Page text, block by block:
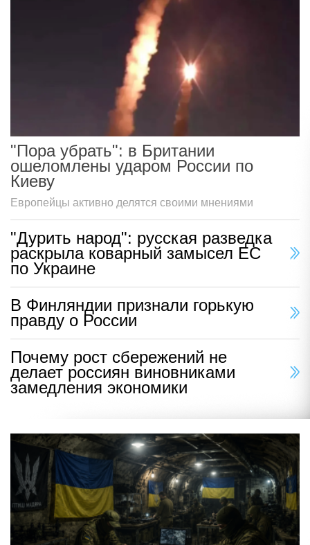
"Пора убрать": в Британии
ошеломлены ударом России по
Киеву
Европейцы активно делятся своими мнениями
"Дурить народ": русская разведка
раскрыла коварный замысел ЕС
по Украине
В Финляндии признали горькую
правду о России
Почему рост сбережений не
делает россиян виновниками
замедления экономики